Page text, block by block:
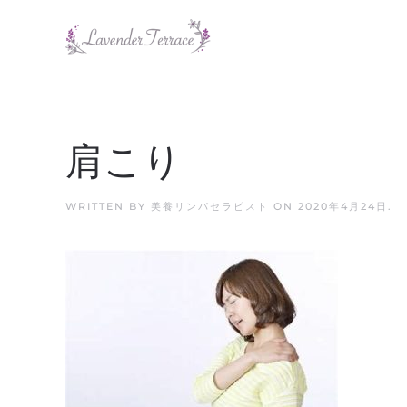
Skip to main content
肩こり
WRITTEN BY 美養リンパセラピスト ON 2020年4月24日 .